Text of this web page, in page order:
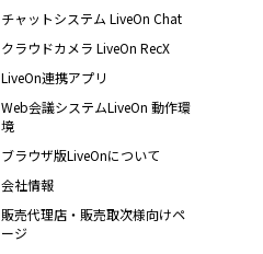
チャットシステム LiveOn Chat
クラウドカメラ LiveOn RecX
LiveOn連携アプリ
Web会議システムLiveOn 動作環
境
ブラウザ版LiveOnについて
会社情報
販売代理店・販売取次様向けペ
ージ